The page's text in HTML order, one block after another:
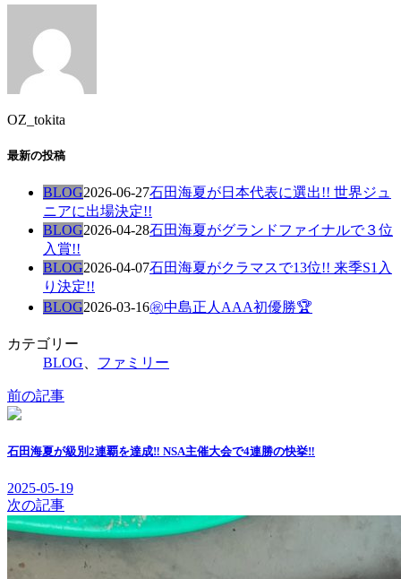
OZ_tokita
最新の投稿
BLOG2026-06-27石田海夏が日本代表に選出!! 世界ジュ
ニアに出場決定!!
BLOG2026-04-28石田海夏がグランドファイナルで３位
入賞!!
BLOG2026-04-07石田海夏がクラマスで13位!! 来季S1入
り決定!!
BLOG2026-03-16㊗️中島正人AAA初優勝🏆
カテゴリー
BLOG
ファミリー
前の記事
石田海夏が級別2連覇を達成‼︎ NSA主催大会で4連勝の快挙‼︎
2025-05-19
次の記事